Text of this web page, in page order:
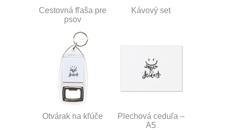
Cestovná fľaša pre
psov
Kávový set
Otvárak na kľúče
Plechová ceduľa –
A5